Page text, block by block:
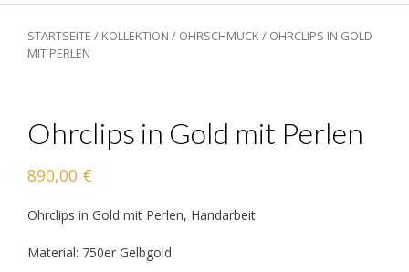
STARTSEITE / KOLLEKTION / OHRSCHMUCK/ OHRCLIPS IN GOLD
MIT PERLEN
Ohrclips in Gold mit Perlen
890,00 €
Ohrclips in Gold mit Perlen, Handarbeit
Material: 750er Gelbgold